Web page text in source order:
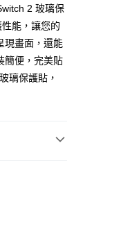
方可使用
司不負相關責
況，依本公司
公司將視審查
意使用之情
取法律行
2 玻璃保
能，讓您的
現畫面，還能
簡便，完美貼
璃保護貼，